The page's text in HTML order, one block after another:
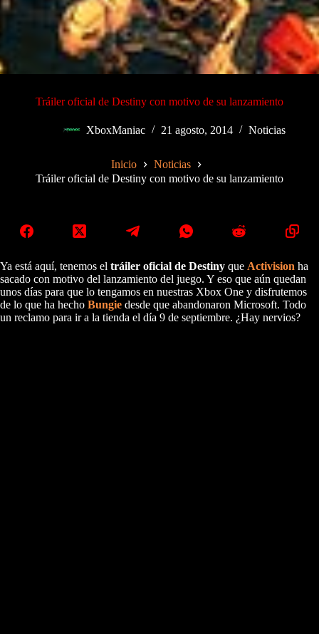
Tráiler oficial de Destiny con motivo de su lanzamiento
XboxManiac 21 agosto, 2014 Noticias
Inicio
Noticias
Tráiler oficial de Destiny con motivo de su lanzamiento
Ya está aquí, tenemos el tráiler oficial de Destiny que Activision ha
sacado con motivo del lanzamiento del juego. Y eso que aún quedan
unos días para que lo tengamos en nuestras Xbox One y disfrutemos
de lo que ha hecho Bungie desde que abandonaron Microsoft. Todo
un reclamo para ir a la tienda el día 9 de septiembre. ¿Hay nervios?